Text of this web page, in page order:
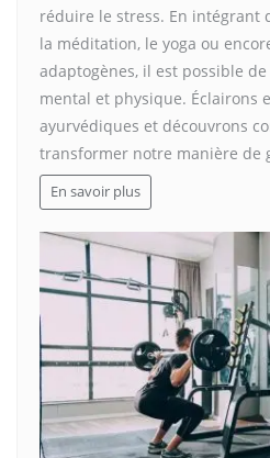
réduire le stress. En intégrant
la méditation, le yoga ou
adaptogènes, il est possible
mental et physique. Éclairons
ayurvédiques et découvrons
transformer notre manière de
En savoir plus